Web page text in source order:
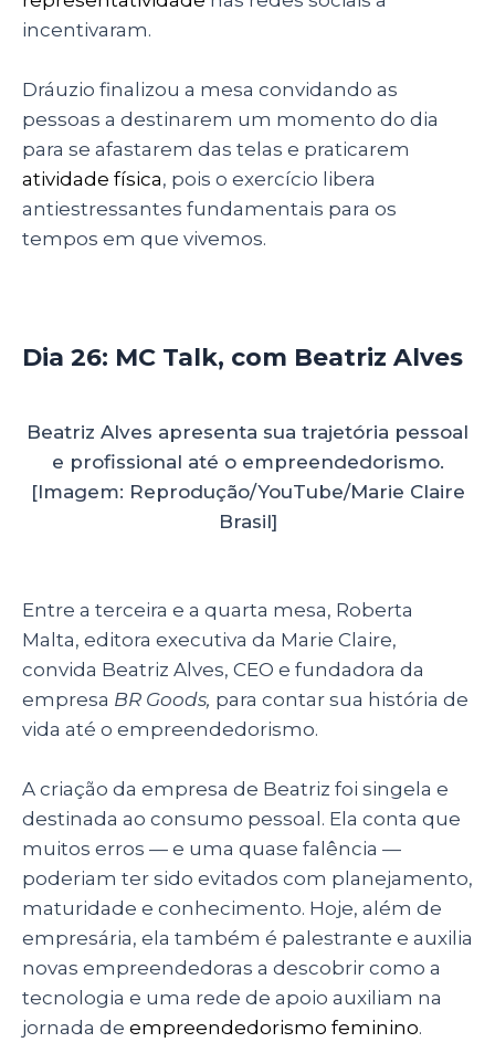
incentivaram.
Dráuzio finalizou a mesa convidando as
pessoas a destinarem um momento do dia
para se afastarem das telas e praticarem
atividade física, pois o exercício libera
antiestressantes fundamentais para os
tempos em que vivemos.
Dia 26: MC Talk, com Beatriz Alves
Beatriz Alves apresenta sua trajetória pessoal
e profissional até o empreendedorismo.
[Imagem: Reprodução/YouTube/Marie Claire
Brasil]
Entre a terceira e a quarta mesa, Roberta
Malta, editora executiva da Marie Claire,
convida Beatriz Alves, CEO e fundadora da
empresa BR Goods, para contar sua história de
vida até o empreendedorismo.
A criação da empresa de Beatriz foi singela e
destinada ao consumo pessoal. Ela conta que
muitos erros — e uma quase falência —
poderiam ter sido evitados com planejamento,
maturidade e conhecimento. Hoje, além de
empresária, ela também é palestrante e auxilia
novas empreendedoras a descobrir como a
tecnologia e uma rede de apoio auxiliam na
jornada de empreendedorismo feminino.